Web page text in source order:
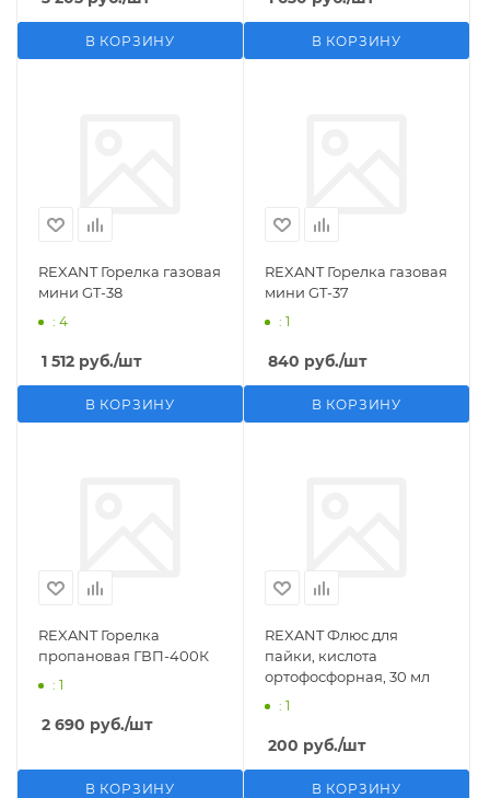
В КОРЗИНУ В КОРЗИНУ
REXANT Горелка газовая
мини GT-38
: 4
1 512 руб./шт
В КОРЗИНУ
REXANT Горелка газовая
мини GT-37
: 1
840 руб./шт
В КОРЗИНУ
REXANT Горелка
пропановая ГВП-400К
: 1
2 690 руб./шт
В КОРЗИНУ
REXANT Флюс для
пайки, кислота
ортофосфорная, 30 мл
: 1
200 руб./шт
В КОРЗИНУ